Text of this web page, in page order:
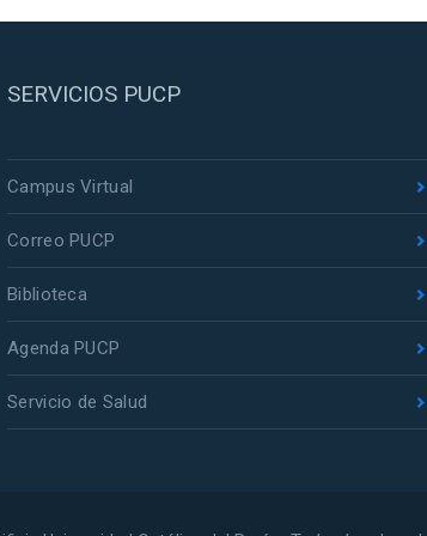
SERVICIOS PUCP
Campus Virtual
Correo PUCP
Biblioteca
Agenda PUCP
Servicio de Salud